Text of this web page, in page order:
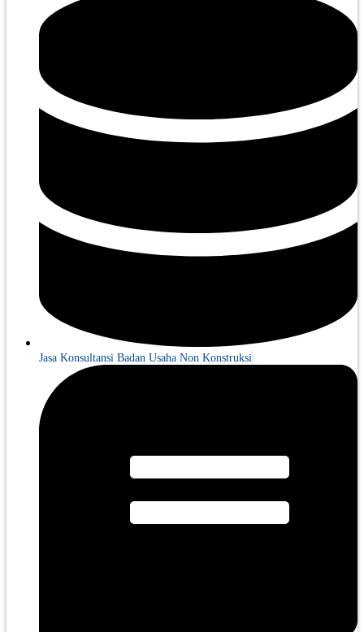
Jasa Konsultansi Badan Usaha Non Konstruksi